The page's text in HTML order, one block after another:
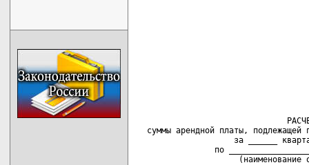
суммы арендной платы, подлежащей
за ______
по
(наименование